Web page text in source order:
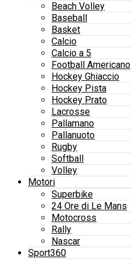
Beach Volley
Baseball
Basket
Calcio
Calcio a 5
Football Americano
Hockey Ghiaccio
Hockey Pista
Hockey Prato
Lacrosse
Pallamano
Pallanuoto
Rugby
Softball
Volley
Motori
Superbike
24 Ore di Le Mans
Motocross
Rally
Nascar
Sport360